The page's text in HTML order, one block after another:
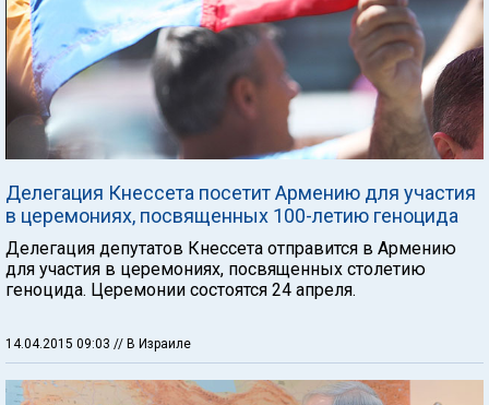
Делегация Кнессета посетит Армению для участия
в церемониях, посвященных 100-летию геноцида
Делегация депутатов Кнессета отправится в Армению
для участия в церемониях, посвященных столетию
геноцида. Церемонии состоятся 24 апреля.
14.04.2015 09:03 // В Израиле